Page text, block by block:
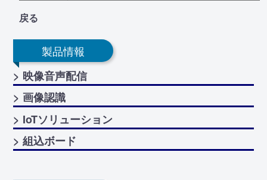
戻る
製品情報
> 映像音声配信
> 画像認識
> IoTソリューション
> 組込ボード